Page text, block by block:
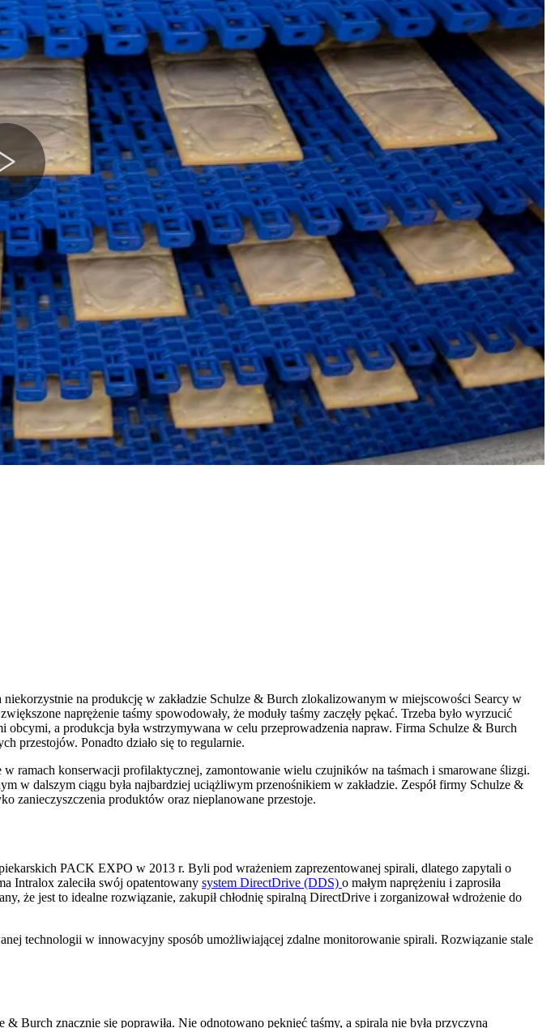
na produkcję w zakładzie Schulze & Burch zlokalizowanym w miejscowości Searcy w
naprężenie taśmy spowodowały, że moduły taśmy zaczęły pękać. Trzeba było wyrzucić
a produkcja była wstrzymywana w celu przeprowadzenia napraw. Firma Schulze & Burch
przestojów. Ponadto działo się to regularnie.
ramach konserwacji profilaktycznej, zamontowanie wielu czujników na taśmach i smarowane ślizgi.
w dalszym ciągu była najbardziej uciążliwym przenośnikiem w zakładzie. Zespół firmy Schulze &
zanieczyszczenia produktów oraz nieplanowane przestoje.
PACK EXPO w 2013 r. Byli pod wrażeniem zaprezentowanej spirali, dlatego zapytali o
Intralox zaleciła swój opatentowany system DirectDrive (DDS) o małym naprężeniu i zaprosiła
że jest to idealne rozwiązanie, zakupił chłodnię spiralną DirectDrive i zorganizował wdrożenie do
technologii w innowacyjny sposób umożliwiającej zdalne monitorowanie spirali. Rozwiązanie stale
znacznie się poprawiła. Nie odnotowano pęknięć taśmy, a spirala nie była przyczyną